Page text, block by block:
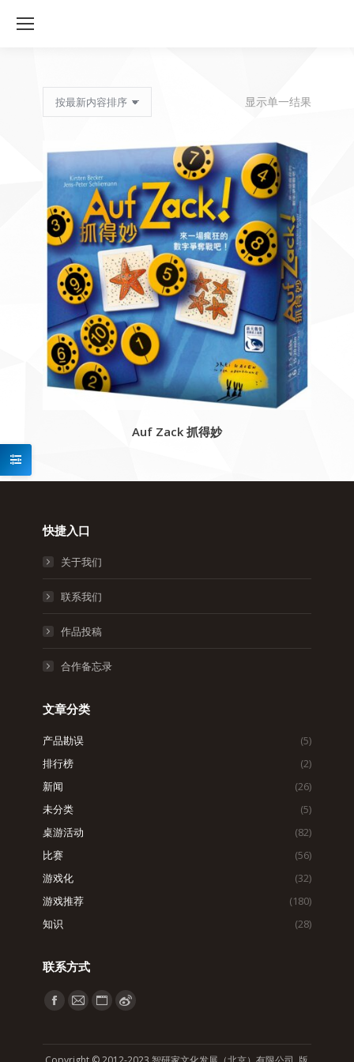
显示单一结果
Auf Zack 抓得妙
快捷入口
关于我们
联系我们
作品投稿
合作备忘录
文章分类
产品勘误
(5)
排行榜
(2)
新闻
(26)
未分类
(5)
桌游活动
(82)
比赛
(56)
游戏化
(32)
游戏推荐
(180)
知识
(28)
联系方式
找到我们：
Facebook
Mail WebsiteWeibo